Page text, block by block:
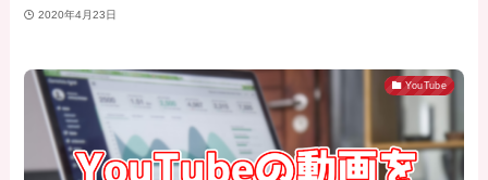
2020年4月23日
YouTube